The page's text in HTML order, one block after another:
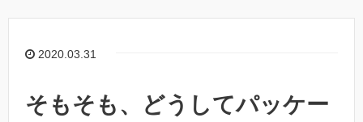
2020.03.31
そもそも、どうしてパッケー